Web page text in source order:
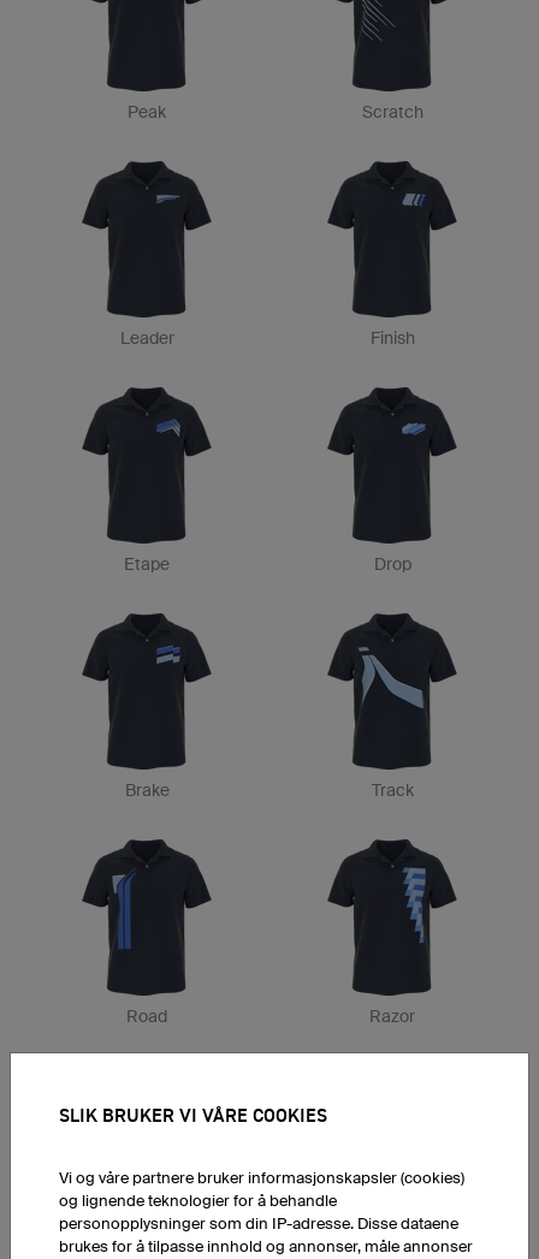
Peak Scratch
Leader Finish
Etape Drop
Brake Track
Road Razor
Countdown Flight
SLIK BRUKER VI VÅRE COOKIES
Vi og våre partnere bruker informasjonskapsler (cookies)
og lignende teknologier for å behandle
personopplysninger som din IP-adresse. Disse dataene
brukes for å tilpasse innhold og annonser, måle annonser